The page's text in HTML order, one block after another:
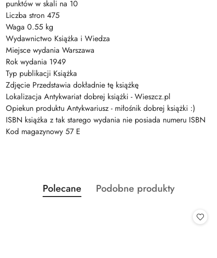
punktów w skali na 10
Liczba stron 475
Waga 0.55 kg
Wydawnictwo Książka i Wiedza
Miejsce wydania Warszawa
Rok wydania 1949
Typ publikacji Książka
Zdjęcie Przedstawia dokładnie tę książkę
Lokalizacja Antykwariat dobrej książki - Wieszcz.pl
Opiekun produktu Antykwariusz - miłośnik dobrej książki :)
ISBN książka z tak starego wydania nie posiada numeru ISBN
Kod magazynowy 57 E
Pomiń karuzelę produktów
Produkty
o
Polecane
Produkty
Podobne produkty